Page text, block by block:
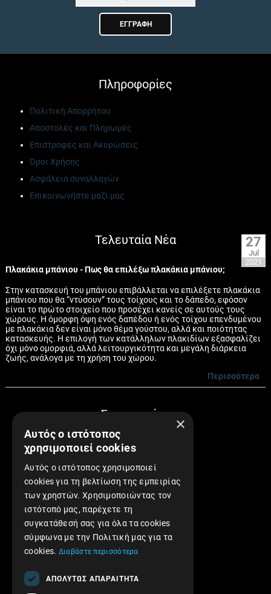
ΕΓΓΡΑΦΉ
Πληροφορίες
Πολιτική Απορρήτου
Αποστολές και Πληρωμές
Επιστροφές και Ακυρώσεις
Όροι Χρήσης
Ασφάλεια συναλλαγών
Επικοινωνήστε μαζί μας
Τελευταία Νέα 27
Jul
2021
Πλακάκια μπάνιου - Πως θα επιλέξω πλακάκια μπάνιου;
Στην κατασκευή του μπάνιου επιβάλλεται να επιλέξετε πλακάκια
μπάνιου που θα “ντύσουν” τους τοίχους και το δάπεδο, εφόσον
είναι το πρώτο στοιχείο που προσέχει κανείς σε αυτούς τους
χώρους. Η όμορφη όψη ενός δαπέδου ή ενός τοίχου επενδυμένου
με πλακάκια δεν είναι μόνο θέμα γούστου, αλλά και ποιότητας
κατασκευής. Η επιλογή των κατάλληλων πλακιδίων εξασφαλίζει
όχι μόνο ομορφιά, αλλά λειτουργικότητα και μεγάλη διάρκεια
ζωής, ανάλογα με τη χρήση του χώρου.
Περισσότερα
Συνεργασίες
Find us on Facebook!
×
Αυτός ο ιστότοπος
χρησιμοποιεί cookies
Αυτός ο ιστότοπος χρησιμοποιεί
cookies για τη βελτίωση της εμπειρίας
των χρηστών. Χρησιμοποιώντας τον
ιστότοπό μας, παρέχετε τη
συγκατάθεσή σας για όλα τα cookies
σύμφωνα με την Πολιτική μας για τα
cookies. Διαβάστε περισσότερα
ΑΠΟΛΎΤΩΣ ΑΠΑΡΑΊΤΗΤΑ